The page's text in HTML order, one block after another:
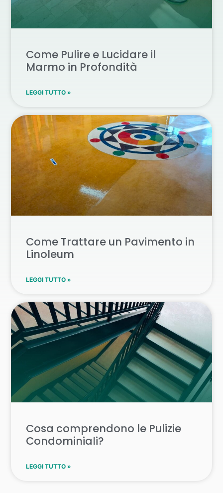
Come Pulire e Lucidare il
Marmo in Profondità
LEGGI TUTTO »
Come Trattare un Pavimento in
Linoleum
LEGGI TUTTO »
Cosa comprendono le Pulizie
Condominiali?
LEGGI TUTTO »